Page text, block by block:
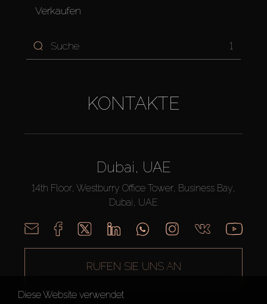
Verkaufen
1
KONTAKTE
Dubai, UAE
14th Floor, Westburry Office Tower, Business Bay,
Dubai, UAE
RUFEN SIE UNS AN
Diese Website verwendet